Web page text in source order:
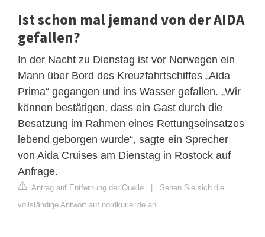
Ist schon mal jemand von der AIDA
gefallen?
In der Nacht zu Dienstag ist vor Norwegen ein
Mann über Bord des Kreuzfahrtschiffes „Aida
Prima“ gegangen und ins Wasser gefallen. „Wir
können bestätigen, dass ein Gast durch die
Besatzung im Rahmen eines Rettungseinsatzes
lebend geborgen wurde“, sagte ein Sprecher
von Aida Cruises am Dienstag in Rostock auf
Anfrage.
Antrag auf Entfernung der Quelle | Sehen Sie sich die
vollständige Antwort auf nordkurier.de an